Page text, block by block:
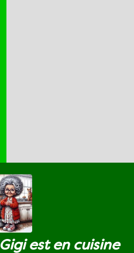
Gigi est en cuisine